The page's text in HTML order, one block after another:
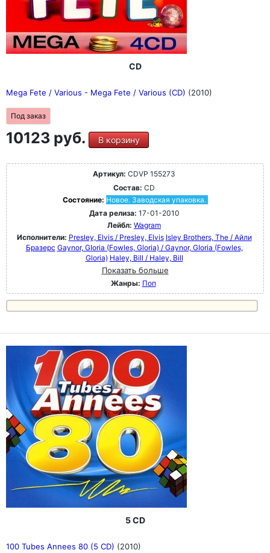
CD
Mega Fete / Various - Mega Fete / Various (CD) (2010)
Под заказ
10123 руб. В корзину
Артикул: CDVP 155273
Состав: CD
Состояние: Новое. Заводская упаковка.
Дата релиза: 17-01-2010
Лейбл: Wagram
Исполнители: Presley, Elvis / Presley, Elvis Isley Brothers, The / Айли
Бразерс Gaynor, GIoria (Fowles, Gloria) / Gaynor, GIoria (Fowles,
Gloria) Haley, Bill / Haley, Bill
Показать больше
Жанры: Поп
5 CD
100 Tubes Annees 80 (5 CD) (2010)